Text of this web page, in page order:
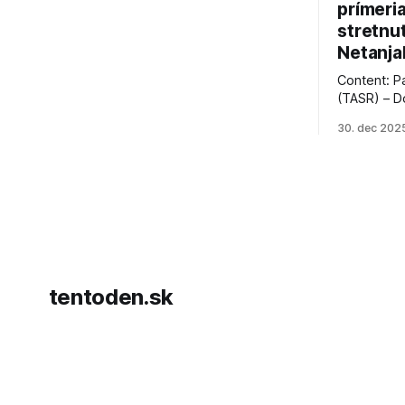
Content:
(TASR) –
vyhlásil,
30. dec
tentoden.sk